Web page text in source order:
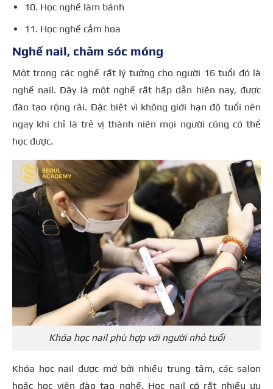
10. Học nghề làm bánh
11. Học nghề cắm hoa
Nghề nail, chăm sóc móng
Một trong các nghề rất lý tưởng cho người 16 tuổi đó là
nghề nail. Đây là một nghề rất hấp dẫn hiện nay, được
đào tạo rộng rãi. Đặc biệt vì không giới hạn độ tuổi nên
ngay khi chỉ là trẻ vị thành niên mọi người cũng có thể
học được.
Khóa học nail phù hợp với người nhỏ tuổi
Khóa học nail được mở bởi nhiều trung tâm, các salon
hoặc học viện đào tạo nghề. Học nail có rất nhiều ưu